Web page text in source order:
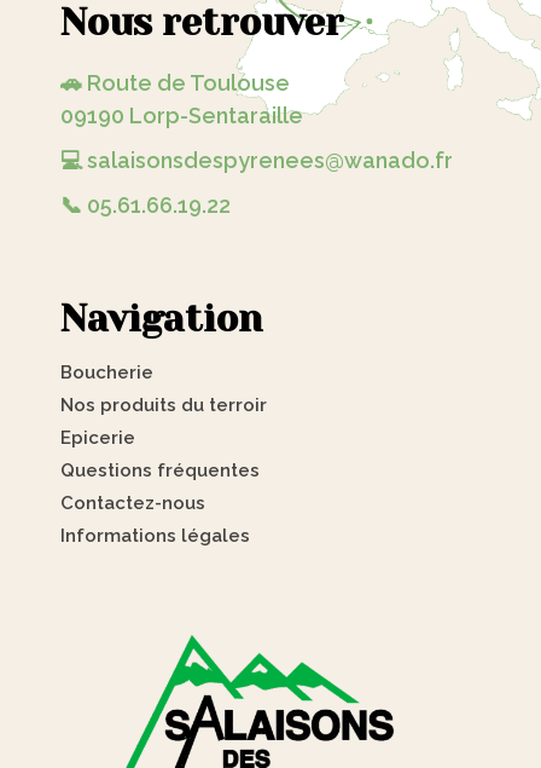
Nous retrouver
🚗 Route de Toulouse
09190 Lorp-Sentaraille
💻 salaisonsdespyrenees@wanado.fr
📞 05.61.66.19.22
Navigation
Boucherie
Nos produits du terroir
Epicerie
Questions fréquentes
Contactez-nous
Informations légales